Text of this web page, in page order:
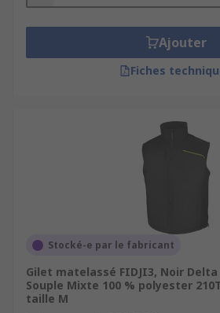
Ajouter
Fiches
Stocké-e par le fabricant
Gilet matelassé FIDJI3, Noir
Souple Mixte 100 % polyester
taille M